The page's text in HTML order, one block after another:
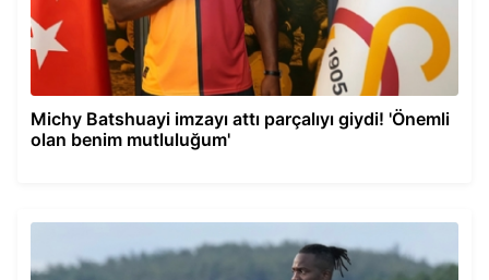
Michy Batshuayi imzayı attı parçalıyı giydi! 'Önemli
olan benim mutluluğum'